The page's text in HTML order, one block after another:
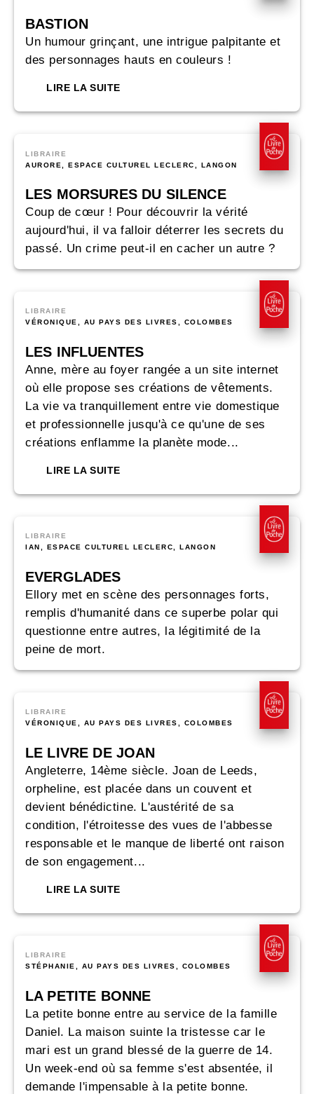
BASTION
Un humour grinçant, une intrigue palpitante et
des personnages hauts en couleurs !
LIRE LA SUITE
LIBRAIRE
AURORE, ESPACE CULTUREL LECLERC, LANGON
LES MORSURES DU SILENCE
Coup de cœur ! Pour découvrir la vérité
aujourd'hui, il va falloir déterrer les secrets du
passé. Un crime peut-il en cacher un autre ?
LIBRAIRE
VÉRONIQUE, AU PAYS DES LIVRES, COLOMBES
LES INFLUENTES
Anne, mère au foyer rangée a un site internet
où elle propose ses créations de vêtements.
La vie va tranquillement entre vie domestique
et professionnelle jusqu'à ce qu'une de ses
créations enflamme la planète mode...
LIRE LA SUITE
LIBRAIRE
IAN, ESPACE CULTUREL LECLERC, LANGON
EVERGLADES
Ellory met en scène des personnages forts,
remplis d'humanité dans ce superbe polar qui
questionne entre autres, la légitimité de la
peine de mort.
LIBRAIRE
VÉRONIQUE, AU PAYS DES LIVRES, COLOMBES
LE LIVRE DE JOAN
Angleterre, 14ème siècle. Joan de Leeds,
orpheline, est placée dans un couvent et
devient bénédictine. L'austérité de sa
condition, l'étroitesse des vues de l'abbesse
responsable et le manque de liberté ont raison
de son engagement...
LIRE LA SUITE
LIBRAIRE
STÉPHANIE, AU PAYS DES LIVRES, COLOMBES
LA PETITE BONNE
La petite bonne entre au service de la famille
Daniel. La maison suinte la tristesse car le
mari est un grand blessé de la guerre de 14.
Un week-end où sa femme s'est absentée, il
demande l'impensable à la petite bonne.